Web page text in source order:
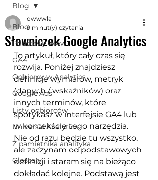
Blog
Podstawy www
GA4
Odbiorcy w Analytics
Google Ads
Listy odbiorców
Universal Analytics
Z pamiętnika analityka
Glossary
Blog
Słowniczek Google Analytics
owwwla
9 minut(y) czytania
To artykuł, który cały czas się
rozwija. Poniżej znajdziesz
definicje wymiarów, metryk
(danych / wskaźników) oraz
innych terminów, które
spotykasz w interfejsie GA4 lub
w kontekście tego narzędzia.
Nie od razu będzie tu wszystko,
ale zaczynam od podstawowych
definicji i staram się na bieżąco
dokładać kolejne. Podstawą jest